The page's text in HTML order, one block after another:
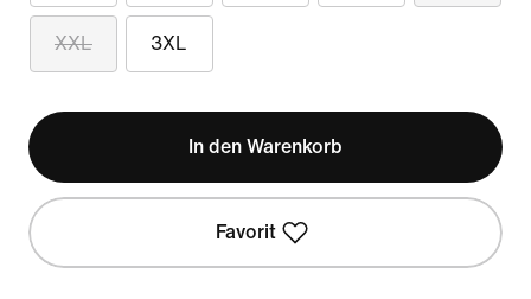
XXL 3XL
In den Warenkorb
Favorit